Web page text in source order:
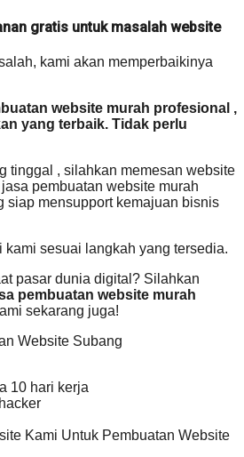
gratis untuk masalah website
kami akan memperbaikinya
website murah profesional ,
yang terbaik. Tidak perlu
tinggal , silahkan memesan website
pembuatan website murah
siap mensupport kemajuan bisnis
kami sesuai langkah yang tersedia.
pasar dunia digital? Silahkan
pembuatan website murah
sekarang juga!
Website Subang
10 hari kerja
Kami Untuk Pembuatan Website